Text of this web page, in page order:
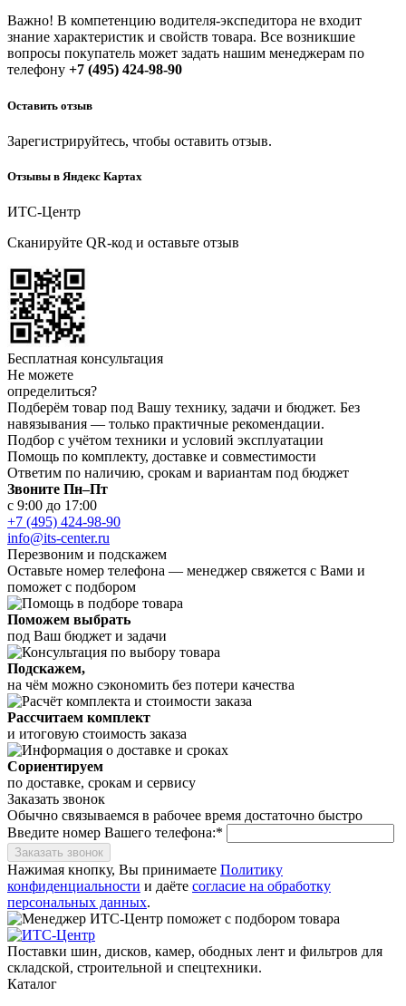
Важно! В компетенцию водителя-экспедитора не входит
знание характеристик и свойств товара. Все возникшие
вопросы покупатель может задать нашим менеджерам по
телефону +7 (495) 424-98-90
Оставить отзыв
Зарегистрируйтесь, чтобы оставить отзыв.
Отзывы в Яндекс Картах
ИТС-Центр
Сканируйте QR-код и оставьте отзыв
Бесплатная консультация
Не можете
определиться?
Подберём товар под Вашу технику, задачи и бюджет. Без
навязывания — только практичные рекомендации.
Подбор с учётом техники и условий эксплуатации
Помощь по комплекту, доставке и совместимости
Ответим по наличию, срокам и вариантам под бюджет
Звоните Пн–Пт
с 9:00 до 17:00
+7 (495) 424-98-90
info@its-center.ru
Перезвоним и подскажем
Оставьте номер телефона — менеджер свяжется с Вами и
поможет с подбором
Поможем выбрать
под Ваш бюджет и задачи
Подскажем,
на чём можно сэкономить без потери качества
Рассчитаем комплект
и итоговую стоимость заказа
Сориентируем
по доставке, срокам и сервису
Заказать звонок
Обычно связываемся в рабочее время достаточно быстро
Введите номер Вашего телефона:*
Заказать звонок
Нажимая кнопку, Вы принимаете Политику
конфиденциальности и даёте согласие на обработку
персональных данных.
Поставки шин, дисков, камер, ободных лент и фильтров для
складской, строительной и спецтехники.
Каталог